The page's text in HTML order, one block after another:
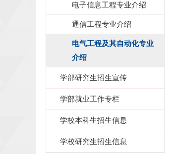
电子信息工程专业介绍
通信工程专业介绍
电气工程及其自动化专业
介绍
学部研究生招生宣传
学部就业工作专栏
学校本科生招生信息
学校研究生招生信息